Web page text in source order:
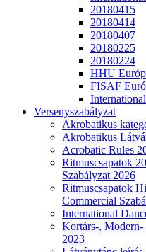
20180415
20180414
20180407
20180225
20180224
HHU
FISAF
Versenyszabályzat
Akrobatikus
Akrobatikus
Acrobatic Rules
Ritmuscsapatok
Szabályzat 2026
Ritmuscsapatok
Commercial
International
Kortárs-, Modern-
2023